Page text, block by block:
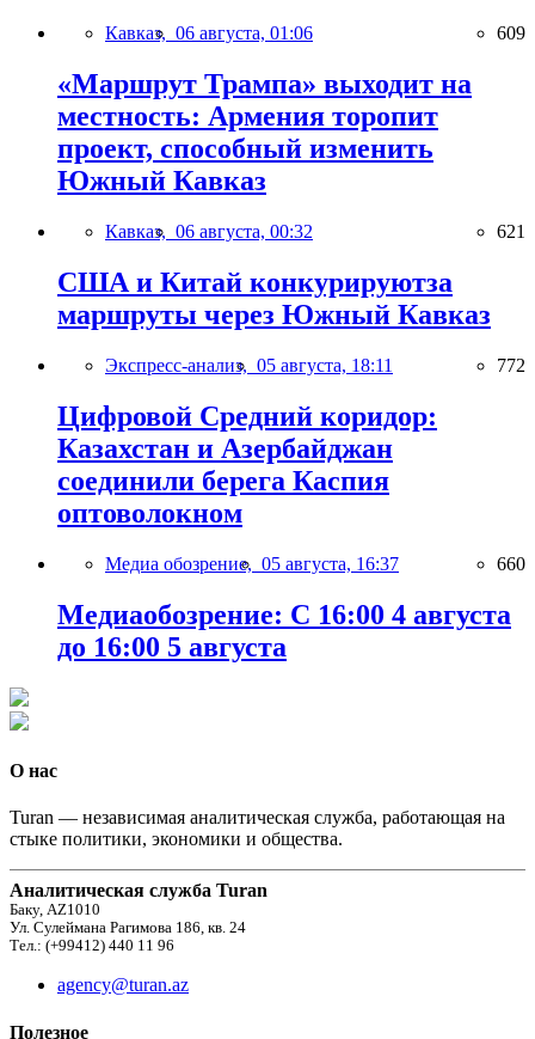
Кавказ, 06 августа, 01:06 609
«Маршрут Трампа» выходит на
местность: Армения торопит
проект, способный изменить
Южный Кавказ
Кавказ, 06 августа, 00:32 621
США и Китай конкурируютза
маршруты через Южный Кавказ
Экспресс-анализ, 05 августа, 18:11 772
Цифровой Средний коридор:
Казахстан и Азербайджан
соединили берега Каспия
оптоволокном
Медиа обозрение, 05 августа, 16:37 660
Медиаобозрение: С 16:00 4 августа
до 16:00 5 августа
О нас
Turan — независимая аналитическая служба, работающая на
стыке политики, экономики и общества.
Аналитическая служба Turan
Баку, AZ1010
Ул. Сулеймана Рагимова 186, кв. 24
Тел.: (+99412) 440 11 96
agency@turan.az
Полезное